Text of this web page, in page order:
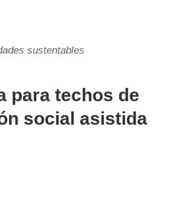
sustentables
para techos de
social asistida